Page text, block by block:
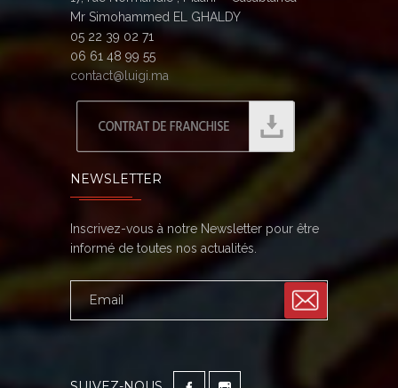
Mr Simohammed EL GHALDY
05 22 39 02 71
06 61 48 99 55
contact@luigi.ma
NEWSLETTER
Inscrivez-vous à notre Newsletter pour être
informé de toutes nos actualités.